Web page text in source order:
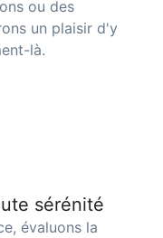
ou des
un plaisir d'y
là.
sérénité
évaluons la